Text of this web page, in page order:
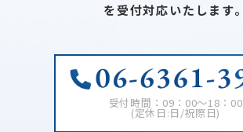
スタッフBLOG
を受付対応いたします。
受付時間：09：00～18：00
(定休日:日/祝際日)